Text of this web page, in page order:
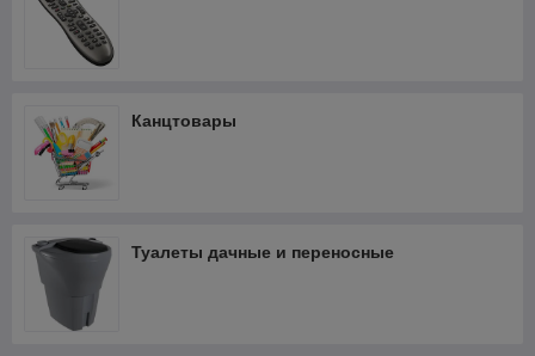
Канцтовары
Туалеты дачные и переносные